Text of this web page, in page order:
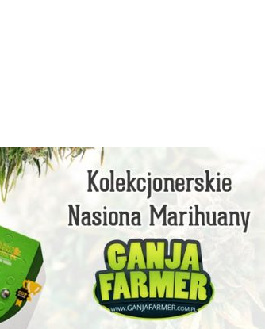
facebook instagram youtube